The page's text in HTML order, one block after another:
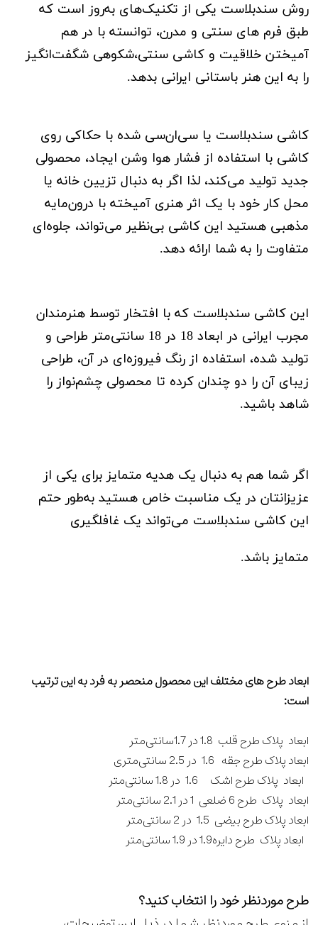
روش سندبلاست یکی از تکنیک‌های به‌روز است که
طبق فرم های سنتی و مدرن، توانسته با در هم
آمیختن خلاقیت و کاشی سنتی،شکوهی‌ شگفت‌انگیز
را به این هنر باستانی ایرانی بدهد.
کاشی سندبلاست یا سی‌ان‌سی شده با حکاکی روی
کاشی با استفاده از فشار هوا وشن ایجاد، محصولی
جدید تولید می‌کند، لذا اگر به دنبال تزیین خانه یا
محل کار خود با یک اثر هنری آمیخته با درون‌مایه
مذهبی هستید این کاشی بی‌نظیر می‌تواند، جلوه‌ای
متفاوت را به شما ارائه دهد.
این کاشی سندبلاست که با افتخار توسط هنرمندان
مجرب ایرانی در ابعاد 18 در 18 سانتی‌متر طراحی و
تولید شده، استفاده از رنگ فیروزه‌ای در آن، طراحی
زیبای آن را دو چندان کرده تا محصولی چشم‌نواز را
شاهد باشید.
اگر شما هم به دنبال یک هدیه متمایز برای یکی از
عزیزانتان در یک مناسبت خاص هستید به‌طور حتم
این کاشی سندبلاست می‌تواند یک غافلگیری
متمایز باشد‌.
ابعاد طرح های مختلف این محصول منحصر به فرد به این ترتیب
است:
ابعاد پلاک طرح قلب 1.8 در 1.7سانتی‌متر
ابعاد پلاک طرح جقه 1.6 در 2.5 سانتی‌متری
ابعاد پلاک طرح اشک 1.6 در 1.8 سانتی‌متر
ابعاد پلاک طرح 6 ضلعی 1 در 2.1 سانتی‌متر
ابعاد پلاک طرح بیضی 1.5 در 2 سانتی‌متر
ابعاد پلاک طرح دایره1.9 در 1.9 سانتی‌متر
طرح موردنظر خود را انتخاب کنید؟